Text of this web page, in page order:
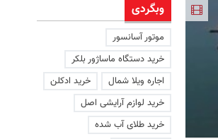
وبگردی
موتور آسانسور
خرید دستگاه ماساژور بلکر
اجاره ویلا شمال
خرید ادکلن
خرید لوازم آرایشی اصل
خرید طلای آب شده